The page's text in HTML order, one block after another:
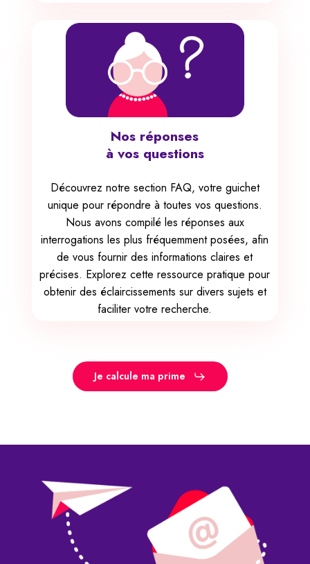
Nos réponses
à vos questions
Découvrez notre section FAQ, votre guichet
unique pour répondre à toutes vos questions.
Nous avons compilé les réponses aux
interrogations les plus fréquemment posées, afin
de vous fournir des informations claires et
précises. Explorez cette ressource pratique pour
obtenir des éclaircissements sur divers sujets et
faciliter votre recherche.
Je calcule ma prime